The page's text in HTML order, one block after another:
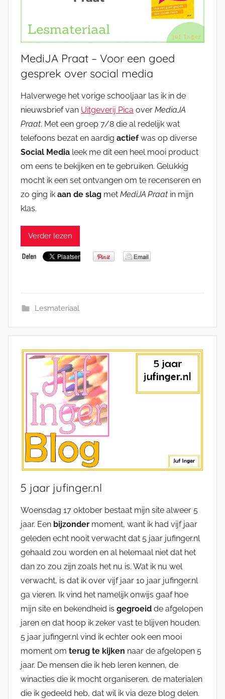
MediJA Praat – Voor een goed
gesprek over social media
Halverwege het vorige schooljaar las ik in de
nieuwsbrief van Uitgeverij Pica over MediaJA
Praat. Met een groep 7/8 die al redelijk wat
telefoons bezat en aardig actiefwas op diverse
Social Media leek me dit een heel mooi product
om eens te bekijken en te gebruiken. Gelukkig
mocht ik een set ontvangen om te recenseren en
zo ging ik aan de slag met MediJA Praat in mijn
klas.
Verder lezen
Lesmateriaal
5 jaar jufinger.nl
Woensdag 17 oktober bestaat mijn site alweer 5
jaar. Een bijzonder moment, want ik had vijf jaar
geleden echt nooit verwacht dat 5 jaar jufinger.nl
gehaald zou worden en al helemaal niet dat het
dan zo zou zijn zoals het nu is. Wat ik nu wel
verwacht, is dat ik over vijf jaar 10 jaar jufinger.nl
ga vieren. Ik vind het namelijk onwijs gaaf hoe
mijn site en bekendheid is gegroeid de afgelopen
jaren en dat hoop ik zeker vast te blijven houden.
5 jaar jufinger.nl vind ik echter ook een mooi
moment om terug te kijken naar de afgelopen 5
jaar. De mensen die ik heb leren kennen, de
winacties die ik mocht organiseren, de materialen
die ik gedeeld heb, dat wil ik via deze blog delen.